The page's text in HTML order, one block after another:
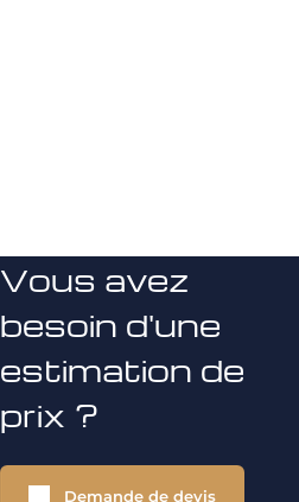
Vous avez
besoin d'une
estimation de
prix ?
Demande de devis